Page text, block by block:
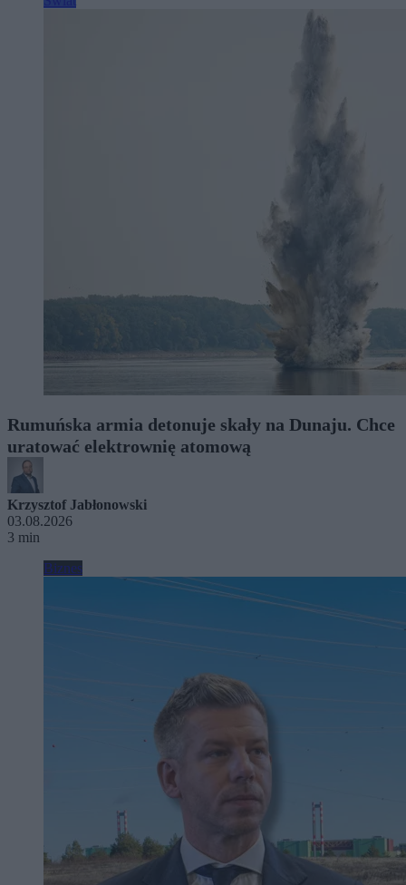
Rumuńska armia detonuje skały na Dunaju. Chce
uratować elektrownię atomową
Krzysztof Jabłonowski
03.08.2026
3 min
Biznes